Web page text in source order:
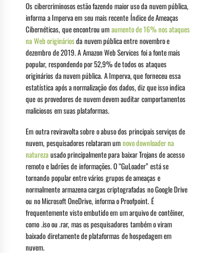
Os cibercriminosos estão fazendo maior uso da nuvem pública,
informa a Imperva em seu mais recente Índice de Ameaças
Cibernéticas, que encontrou umaumento de 16% nos ataques
na Web origináriosda nuvem pública entre novembro e
dezembro de 2019. A Amazon Web Services foi a fonte mais
popular, respondendo por 52,9% de todos os ataques
originários da nuvem pública. A Imperva, que forneceu essa
estatística após a normalização dos dados, diz que isso indica
que os provedores de nuvem devem auditar comportamentos
maliciosos em suas plataformas.
Em outra reviravolta sobre o abuso dos principais serviços de
nuvem, pesquisadores relataram umnovo downloader na
naturezausado principalmente para baixar Trojans de acesso
remoto e ladrões de informações. O “GuLoader” está se
tornando popular entre vários grupos de ameaças e
normalmente armazena cargas criptografadas no Google Drive
ou no Microsoft OneDrive, informa o Proofpoint. É
frequentemente visto embutido em um arquivo de contêiner,
como .iso ou .rar, mas os pesquisadores também o viram
baixado diretamente de plataformas de hospedagem em
nuvem.